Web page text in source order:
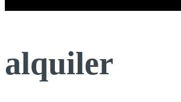
alquiler